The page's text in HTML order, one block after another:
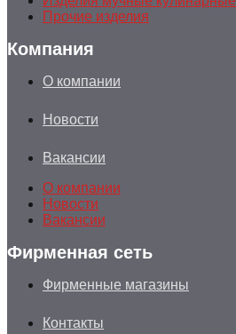
Прочие изделия
Компания
О компании
Новости
Вакансии
О компании
Новости
Вакансии
Фирменная сеть
Фирменные магазины
Контакты